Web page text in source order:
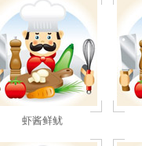
虾酱鲜鱿